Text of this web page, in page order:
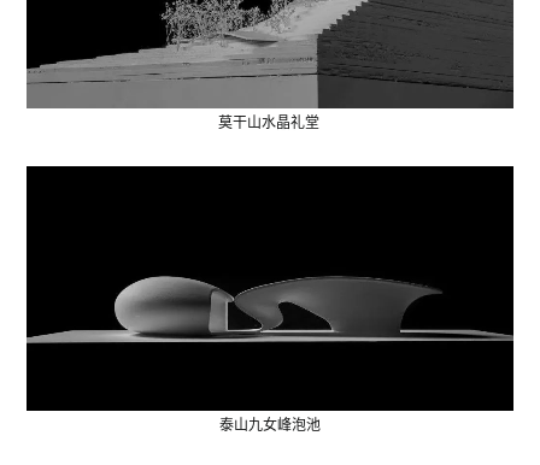
莫干山水晶礼堂
泰山九女峰泡池